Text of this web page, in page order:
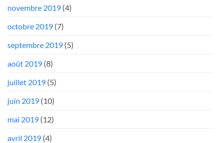
novembre 2019 (4)
octobre 2019 (7)
septembre 2019 (5)
août 2019 (8)
juillet 2019 (5)
juin 2019 (10)
mai 2019 (12)
avril 2019 (4)